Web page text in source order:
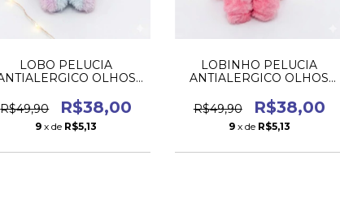
LOBO PELUCIA
OLHOS
R$49,90
R$38,00
9 x de R$5,13
LOBINHO PELUCIA
ANTIALERGICO OLHOS
R$49,90
R$38,00
9 x de R$5,13